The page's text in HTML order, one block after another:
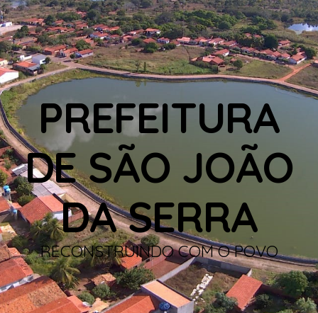
PREFEITURA
DE SÃO JOÃO
DA SERRA
RECONSTRUINDO COM O POVO